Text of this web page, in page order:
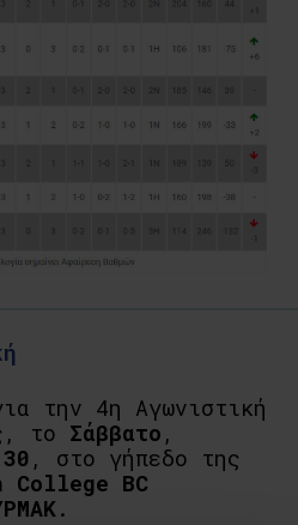
την 4η Αγωνιστική
το Σάββατο ,
30 , στο γήπεδο της
College BC
.